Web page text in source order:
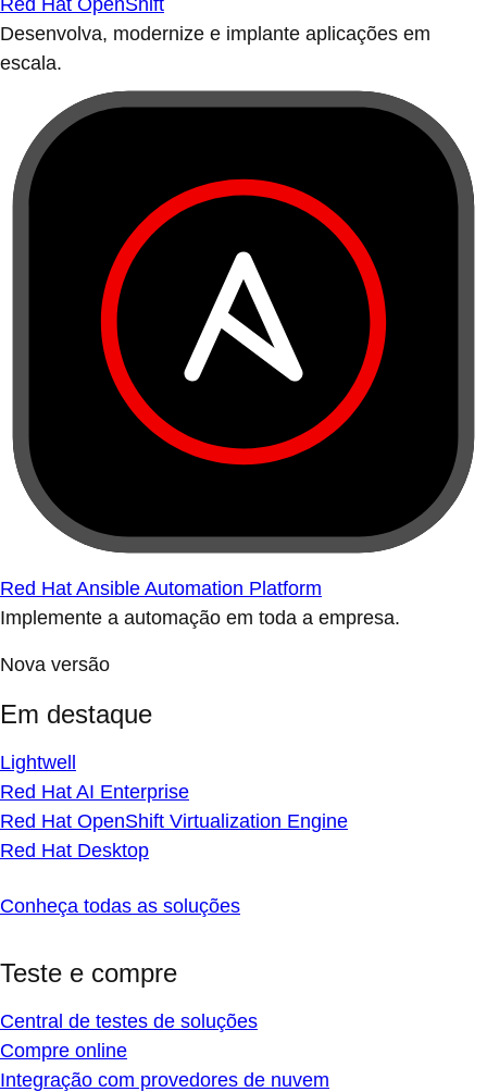
Red Hat OpenShift
Desenvolva, modernize e implante aplicações em
escala.
Red Hat Ansible Automation Platform
Implemente a automação em toda a empresa.
Nova versão
Em destaque
Lightwell
Red Hat AI Enterprise
Red Hat OpenShift Virtualization Engine
Red Hat Desktop
Conheça todas as soluções
Teste e compre
Central de testes de soluções
Compre online
Integração com provedores de nuvem